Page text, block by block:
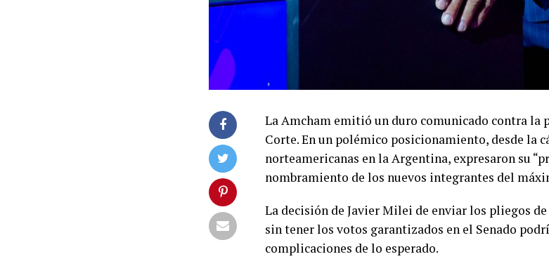
La Amcham emitió un duro comunicado contra la
Corte. En un polémico posicionamiento, desde la
norteamericanas en la Argentina, expresaron su
nombramiento de los nuevos integrantes del
La decisión de Javier Milei de enviar los pliegos
sin tener los votos garantizados en el Senado
complicaciones de lo esperado.